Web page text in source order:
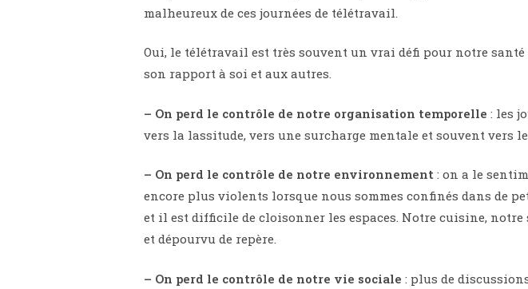
malheureux de ces journées de télétravail.
Oui, le télétravail est très souvent un vrai défi pour notre
son rapport à soi et aux autres.
– On perd le contrôle de notre organisation temporelle : les
vers la lassitude, vers une surcharge mentale et souvent vers
– On perd le contrôle de notre environnement : on a le
encore plus violents lorsque nous sommes confinés dans de
et il est difficile de cloisonner les espaces. Notre cuisine,
et dépourvu de repère.
– On perd le contrôle de notre vie sociale : plus de